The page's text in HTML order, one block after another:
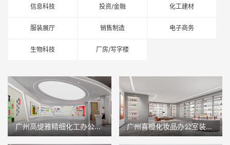
信息科技 投资/金融 化工建材
服装展厅 销售制造 电子商务
生物科技 厂房/写字楼
广州高缇雅精细化工办公室装修设计 广州喜橙化妆品办公室装修设计